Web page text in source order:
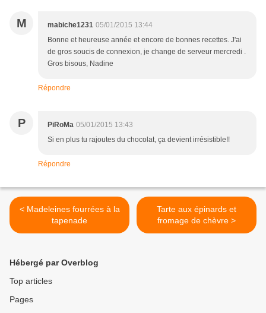
M mabiche1231 05/01/2015 13:44
Bonne et heureuse année et encore de bonnes recettes. J'ai
de gros soucis de connexion, je change de serveur mercredi .
Gros bisous, Nadine
Répondre
P PiRoMa 05/01/2015 13:43
Si en plus tu rajoutes du chocolat, ça devient irrésistible!!
Répondre
< Madeleines fourrées à la
tapenade
Tarte aux épinards et
fromage de chèvre >
Hébergé par Overblog
Top articles
Pages